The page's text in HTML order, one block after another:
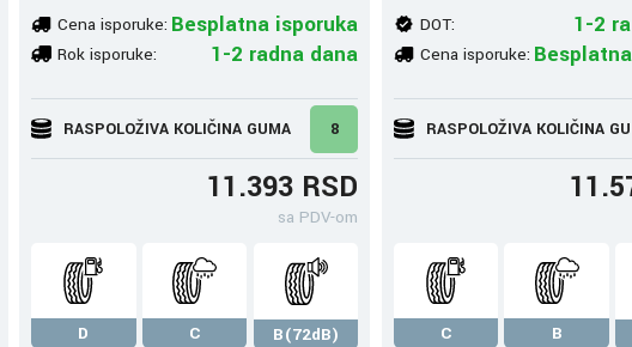
Cena isporuke: Besplatna isporuka
Rok isporuke: 1-2 radna dana
RASPOLOŽIVA KOLIČINA GUMA 8
11.393 RSD
sa PDV-om
D C
B(72dB)
DOT: 1-2
Cena isporuke:
RASPOLOŽIVA KOLIČINA
C
B